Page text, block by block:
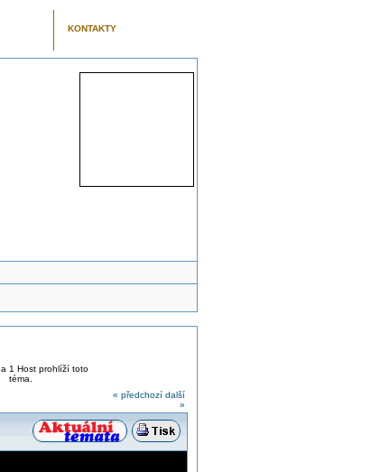
KONTAKTY
1 Host prohlíží toto
téma.
« předchozí další
»